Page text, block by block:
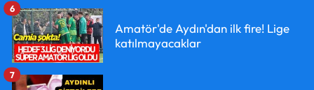
Amatör'de Aydın'dan ilk fire! Lige
katılmayacaklar
6
7